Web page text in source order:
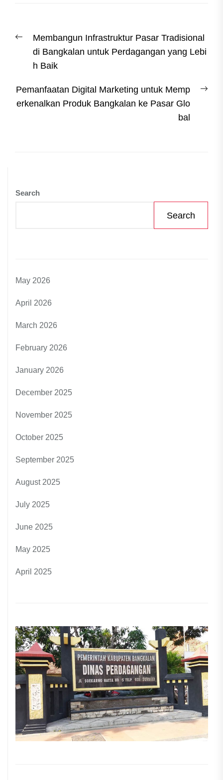
navigation
Previous
post:
Membangun Infrastruktur Pasar Tradisional
di Bangkalan untuk Perdagangan yang Lebi
h Baik
Pemanfaatan Digital Marketing untuk Memp
erkenalkan Produk Bangkalan ke Pasar Glo
bal
Search
Search
May 2026
April 2026
March 2026
February 2026
January 2026
December 2025
November 2025
October 2025
September 2025
August 2025
July 2025
June 2025
May 2025
April 2025